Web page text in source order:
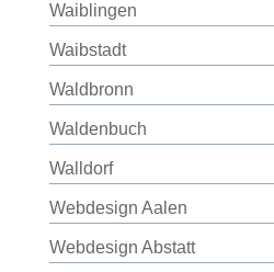
Waiblingen
Waibstadt
Waldbronn
Waldenbuch
Walldorf
Webdesign Aalen
Webdesign Abstatt